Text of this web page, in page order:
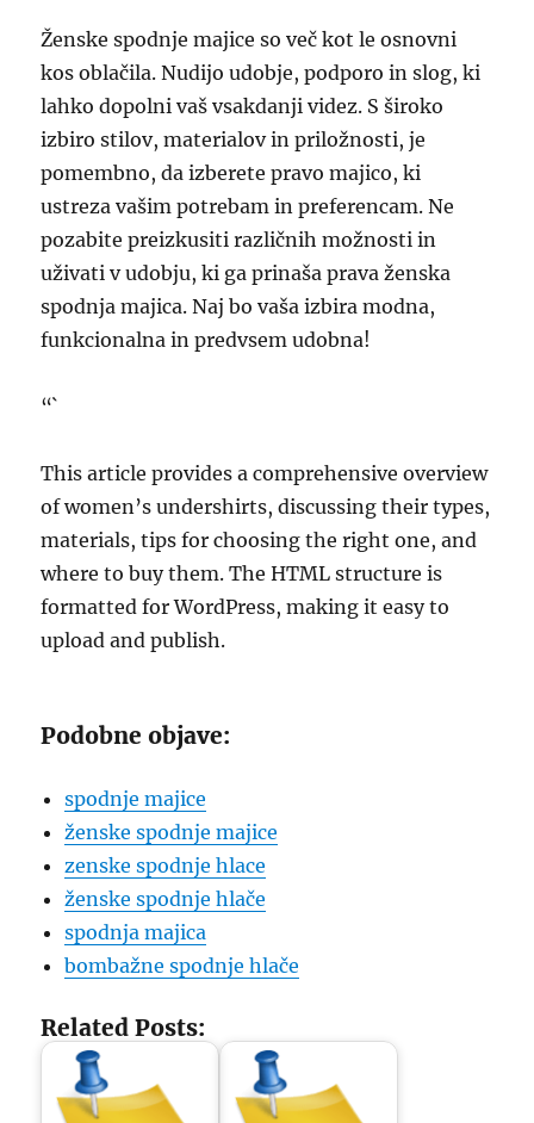
Ženske spodnje majice so več kot le osnovni
kos oblačila. Nudijo udobje, podporo in slog, ki
lahko dopolni vaš vsakdanji videz. S široko
izbiro stilov, materialov in priložnosti, je
pomembno, da izberete pravo majico, ki
ustreza vašim potrebam in preferencam. Ne
pozabite preizkusiti različnih možnosti in
uživati v udobju, ki ga prinaša prava ženska
spodnja majica. Naj bo vaša izbira modna,
funkcionalna in predvsem udobna!
“`
This article provides a comprehensive overview
of women’s undershirts, discussing their types,
materials, tips for choosing the right one, and
where to buy them. The HTML structure is
formatted for WordPress, making it easy to
upload and publish.
Podobne objave:
spodnje majice
ženske spodnje majice
zenske spodnje hlace
ženske spodnje hlače
spodnja majica
bombažne spodnje hlače
Related Posts: